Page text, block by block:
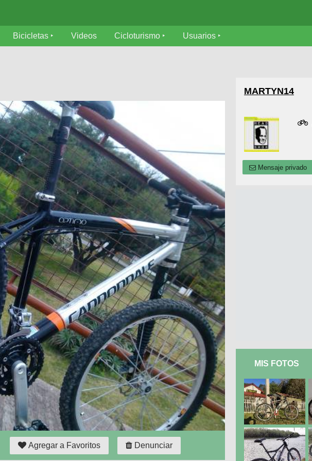
Bicicletas Videos Cicloturismo Usuarios
Agregar a Favoritos Denunciar
MARTYN14
Mensaje privado
MIS FOTOS